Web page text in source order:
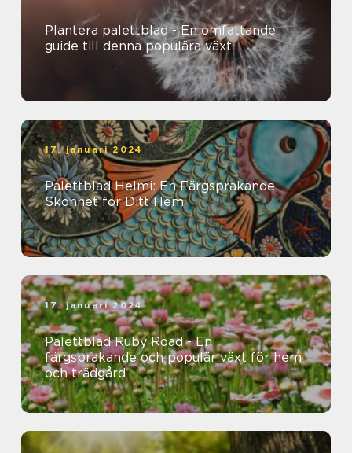
Plantera palettblad - En omfattande
guide till denna populära växt
17. januari 2024
Palettblad Helmi: En Färgsprakande
Skönhet för Ditt Hem
17. januari 2024
Palettblad Ruby Road - En
färgsprakande och populär växt för hem
och trädgård